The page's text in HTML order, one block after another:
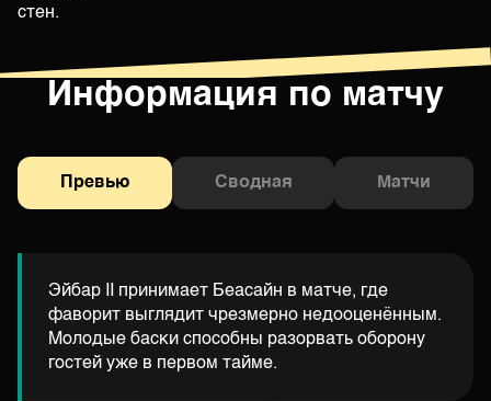
стен.
Информация по матчу
Превью Сводная Матчи
Эйбар II принимает Беасайн в матче, где
фаворит выглядит чрезмерно недооценённым.
Молодые баски способны разорвать оборону
гостей уже в первом тайме.